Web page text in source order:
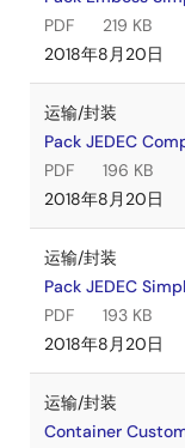
PDF
219 KB
2018年8月20日
运输/封装
Pack JEDEC
PDF
196 KB
2018年8月20日
运输/封装
Pack JEDEC
PDF
193 KB
2018年8月20日
运输/封装
Container